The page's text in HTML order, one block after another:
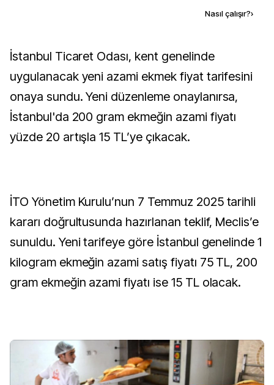
Nasıl çalışır?›
İstanbul Ticaret Odası, kent genelinde
uygulanacak yeni azami ekmek fiyat tarifesini
onaya sundu. Yeni düzenleme onaylanırsa,
İstanbul'da 200 gram ekmeğin azami fiyatı
yüzde 20 artışla 15 TL’ye çıkacak.
İTO Yönetim Kurulu’nun 7 Temmuz 2025 tarihli
kararı doğrultusunda hazırlanan teklif, Meclis’e
sunuldu. Yeni tarifeye göre İstanbul genelinde 1
kilogram ekmeğin azami satış fiyatı 75 TL, 200
gram ekmeğin azami fiyatı ise 15 TL olacak.